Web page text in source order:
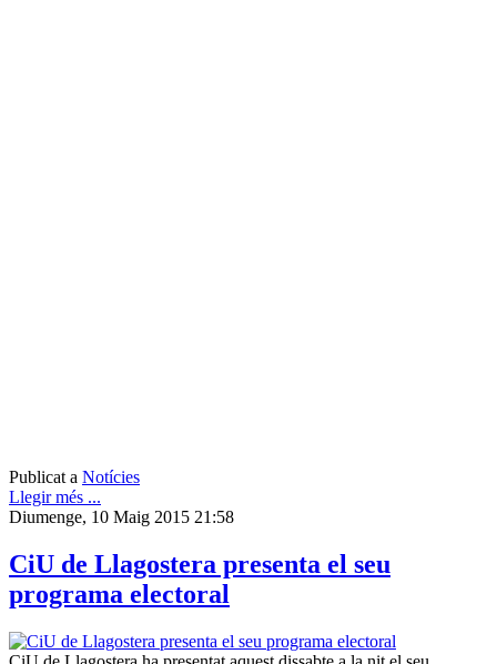
Publicat a Notícies
Llegir més ...
Diumenge, 10 Maig 2015 21:58
CiU de Llagostera presenta el seu
programa electoral